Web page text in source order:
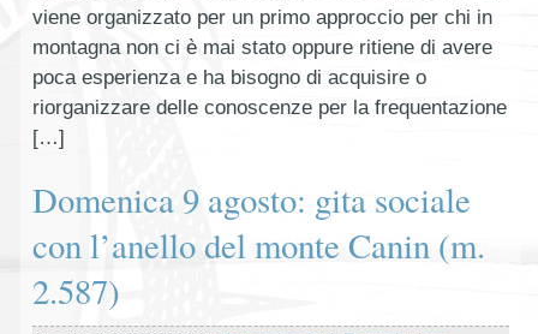
viene organizzato per un primo approccio per chi in
montagna non ci è mai stato oppure ritiene di avere
poca esperienza e ha bisogno di acquisire o
riorganizzare delle conoscenze per la frequentazione
[…]
Domenica 9 agosto: gita sociale
con l’anello del monte Canin (m.
2.587)